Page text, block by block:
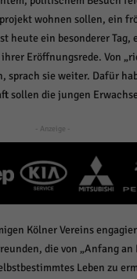
wohnen sollen, ein
heute ein besonderer
Eröffnungsrede. Von
sprach sie weiter. Dafür
sollen die jungen
- Anzeige -
Kölner Vereins
die von „Anfang an
Leben zu
manuellen Einwilligung